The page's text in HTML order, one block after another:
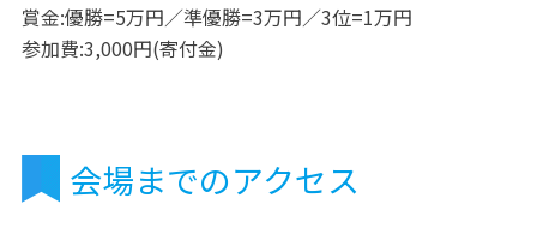
賞金:優勝=5万円／準優勝=3万円／3位=1万円
参加費:3,000円(寄付金)
会場までのアクセス